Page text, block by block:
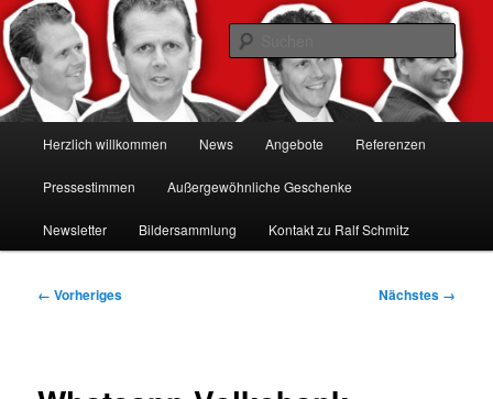
Zum
primären
Inhalt
springenRalf Schmitz: Experte für
Hackervorträge & Live-Hacking
Shows
Hacker-Vorträge, Tauchen Sie ein in die Welt der Cybersicherheit mit Ralf
Schmitz. Erleben Sie Live-Hacking, gewinnen Sie wertvolle Einblicke &
schützen Sie sich effektiv.
Herzlich willkommen News Angebote Referenzen
Pressestimmen Außergewöhnliche Geschenke
Newsletter Bildersammlung Kontakt zu Ralf Schmitz
Bilder-
← Vorheriges Nächstes →